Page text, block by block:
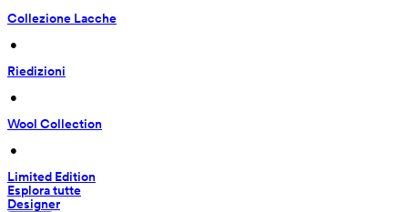
Collezione Lacche
•
Riedizioni
•
Wool Collection
•
Limited Edition
Esplora tutte
Designer